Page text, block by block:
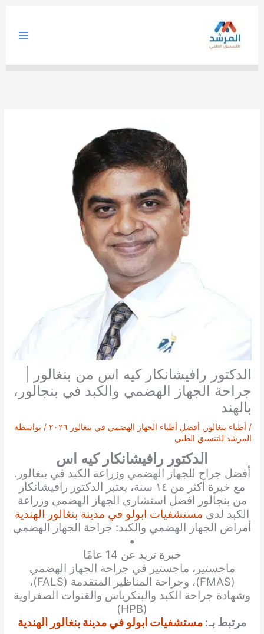
الدكتور رافيشانكار كيه اس من بنغالور |
جراحة الجهاز الهضمي والكبد في بنجالور،
بالهند
/ أطباء بنغالور , أفضل أطباء الجهاز الهضمي في بنغالور ٢٠٢٦
/ بواسطة
المرشد للتنسيق الطبي
الدكتور رافيشانكار كيه اس
أفضل جراح للجهاز الهضمي وزراعة الكبد في بنغالور.
مع خبرة أكثر من ١٤ سنة، يعتبر الدكتور رافيشانكار
من بنجالور افضل استشاري الجهاز الهضمي وزراعة
الكبد لدى مستشفيات ابولو في مدينة بنغالور الهندية
أمراض الجهاز الهضمي والكبد: جراحة الجهاز الهضمي
•
خبرة تزيد عن 14 عامًا
ماجستير، ماجستير في جراحة الجهاز الهضمي
(FMAS)، وجراحة المناظير المتقدمة (FALS)،
وشهادة جراحة الكبد والبنكرياس والقنوات الصفراوية
(HPB)
مرتبط بـ: مستشفيات ابولو في مدينة بنغالور الهندية